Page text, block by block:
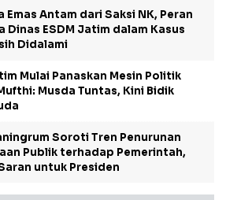
Emas Antam dari Saksi NK, Peran
Dinas ESDM Jatim dalam Kasus
Didalami
Mulai Panaskan Mesin Politik
Musda Tuntas, Kini Bidik
Soroti Tren Penurunan
Publik terhadap Pemerintah,
untuk Presiden